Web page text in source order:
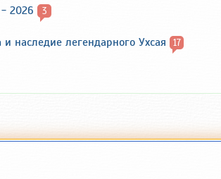
2026 3
и наследие легендарного Ухсая 17